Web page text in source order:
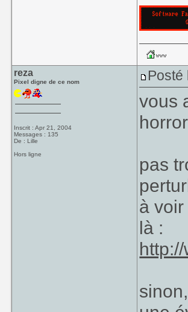
reza
Pixel digne de ce nom
Inscrit : Apr 21, 2004
Messages : 135
De : Lille
Hors ligne
Posté
vous
pas
à
là :